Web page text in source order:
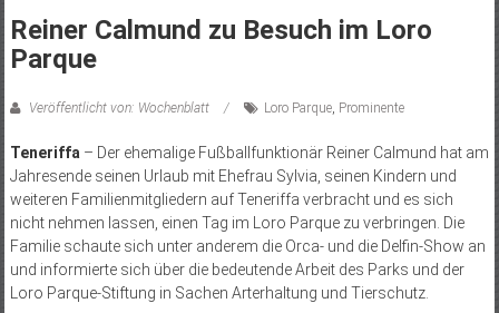
Reiner Calmund zu Besuch im Loro
Parque
Veröffentlicht von: Wochenblatt Loro Parque, Prominente
Teneriffa– Der ehemalige Fußballfunktionär Reiner Calmund hat am
Jahresende seinen Urlaub mit Ehefrau Sylvia, seinen Kindern und
weiteren Familienmitgliedern auf Teneriffa verbracht und es sich
nicht nehmen lassen, einen Tag im Loro Parque zu verbringen. Die
Familie schaute sich unter anderem die Orca- und die Delfin-Show an
und informierte sich über die bedeutende Arbeit des Parks und der
Loro Parque-Stiftung in Sachen Arterhaltung und Tierschutz.